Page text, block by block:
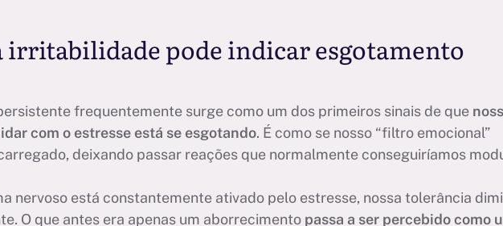
irritabilidade pode indicar esgotamento
frequentemente surge como um dos primeiros sinais de que
com o estresse está se esgotando. É como se nosso “filtro emocional”
deixando passar reações que normalmente conseguiríamos
nervoso está constantemente ativado pelo estresse, nossa tolerância
O que antes era apenas um aborrecimento passa a ser percebido como